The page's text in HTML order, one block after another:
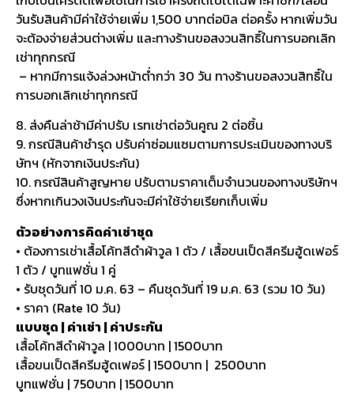
วันรับสินค้ามีค่าใช้จ่ายเพิ่ม 1,500 บาทต่อบิล ต่อครั้ง หากเพิ่มวัน
จะต้องจ่ายส่วนต่างเพิ่ม และทางร้านขอสงวนสิทธิ์ในการบอกเลิก
เช่าทุกกรณี
– หากมีการแจ้งล่วงหน้าต่ำกว่า 30 วัน ทางร้านขอสงวนสิทธิ์ใน
การบอกเลิกเช่าทุกกรณี
8. ส่งคืนล่าช้ามีค่าปรับ เรทเช่าต่อวันคูณ 2 ต่อชิ้น
9. กรณีสินค้าชำรุด ปรับค่าซ่อมแซมตามการประเมินของทางบริ
ษัทฯ (หักจากเงินประกัน)
10. กรณีสินค้าสูญหาย ปรับตามราคาเต็มจำนวนของทางบริษัทฯ
ซึ่งหากเกินวงเงินประกันจะมีค่าใช้จ่ายเรียกเก็บเพิ่ม
ตัวอย่างการคิดค่าเช่าชุด
• ต้องการเช่าเสื้อโค้ทสีดำผ้าวูล 1 ตัว / เสื้อขนเป็ดสีครีมฮู้ดเฟอร์
1 ตัว / บูทแฟชั่น 1 คู่
• รับชุดวันที่ 10 ม.ค. 63 – คืนชุดวันที่ 19 ม.ค. 63 (รวม 10 วัน)
• ราคา (Rate 10 วัน)
แบบชุด | ค่าเช่า | ค่าประกัน
เสื้อโค้ทสีดำผ้าวูล | 1000บาท | 1500บาท
เสื้อขนเป็ดสีครีมฮู้ดเฟอร์ | 1500บาท | 2500บาท
บูทแฟชั่น | 750บาท | 1500บาท